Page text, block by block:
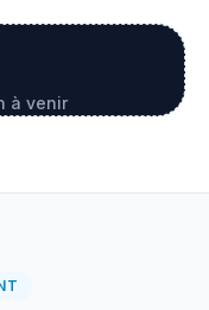
à venir